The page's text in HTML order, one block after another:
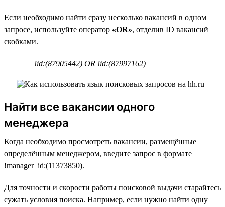
Если необходимо найти сразу несколько вакансий в одном
запросе, используйте оператор «OR», отделив ID вакансий
скобками.
!id:(87905442) OR !id:(87997162)
Найти все вакансии одного
менеджера
Когда необходимо просмотреть вакансии, размещённые
определённым менеджером, введите запрос в формате
!manager_id:(11373850).
Для точности и скорости работы поисковой выдачи старайтесь
сужать условия поиска. Например, если нужно найти одну